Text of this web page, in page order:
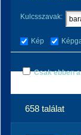
Kulcsszavak:
Kép
Csak ebben
658 találat